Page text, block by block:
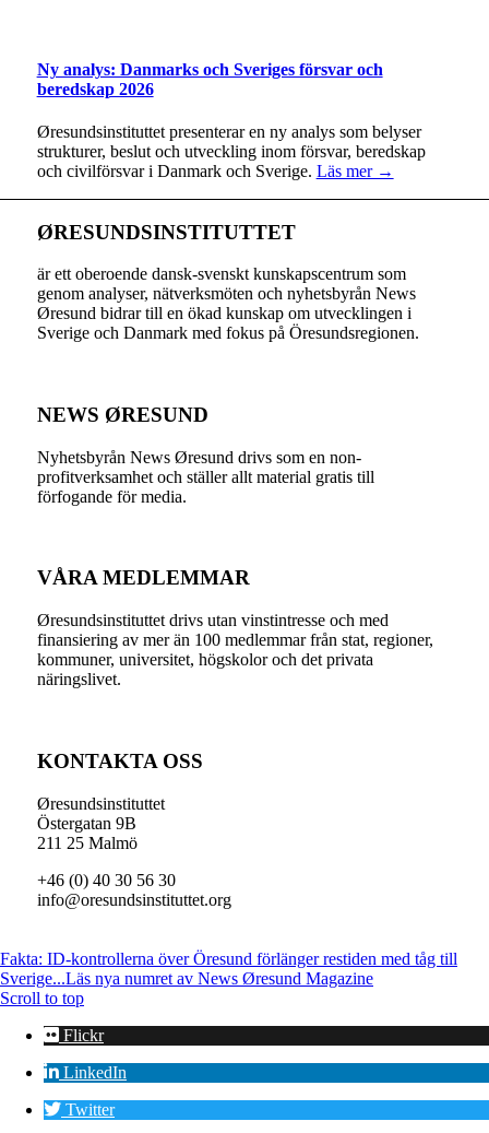
Ny analys: Danmarks och Sveriges försvar och
beredskap 2026
Øresundsinstituttet presenterar en ny analys som belyser
strukturer, beslut och utveckling inom försvar, beredskap
och civilförsvar i Danmark och Sverige. Läs mer →
ØRESUNDSINSTITUTTET
är ett oberoende dansk-svenskt kunskapscentrum som
genom analyser, nätverksmöten och nyhetsbyrån News
Øresund bidrar till en ökad kunskap om utvecklingen i
Sverige och Danmark med fokus på Öresundsregionen.
NEWS ØRESUND
Nyhetsbyrån News Øresund drivs som en non-
profitverksamhet och ställer allt material gratis till
förfogande för media.
VÅRA MEDLEMMAR
Øresundsinstituttet drivs utan vinst­intresse och med
finansiering av mer än 100 medlemmar från stat, regioner,
kommuner, universitet, högskolor och det privata
näringslivet.
KONTAKTA OSS
Øresundsinstituttet
Östergatan 9B
211 25 Malmö
+46 (0) 40 30 56 30
info@oresundsinstituttet.org
Fakta: ID-kontrollerna över Öresund förlänger restiden med tåg till
Sverige...Läs nya numret av News Øresund Magazine
Scroll to top
Flickr
LinkedIn
Twitter